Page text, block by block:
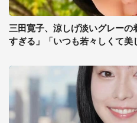
三田寛子、涼しげ淡いグレー
すぎる」「いつも若々しくて美